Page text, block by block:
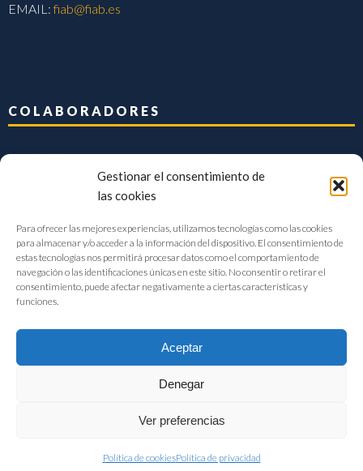
Gestionar el consentimiento de
las cookies
Para ofrecer las mejores experiencias, utilizamos tecnologías como las cookies
para almacenar y/o acceder a la información del dispositivo. El consentimiento de
estas tecnologías nos permitirá procesar datos como el comportamiento de
navegación o las identificaciones únicas en este sitio. No consentir o retirar el
consentimiento, puede afectar negativamente a ciertas características y
funciones.
Aceptar
Denegar
Ver preferencias
Política de cookiesPolítica de privacidad
EMAIL:fiab@fiab.es
COLABORADORES
FIAB Federación Española de Industrias de la Alimentación y Bebidas